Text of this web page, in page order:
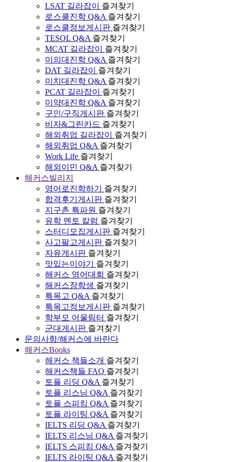
LSAT 길라잡이
즐겨찾기
로스쿨진학 Q&A 즐겨찾기
로스쿨정보게시판 즐겨찾기
TESOL Q&A 즐겨찾기
MCAT 길라잡이
즐겨찾기
미의대진학 Q&A 즐겨찾기
DAT 길라잡이
즐겨찾기
미치대진학 Q&A 즐겨찾기
PCAT 길라잡이
즐겨찾기
미약대진학 Q&A 즐겨찾기
구인/구직게시판 즐겨찾기
비자&그린카드 즐겨찾기
해외취업 길라잡이
즐겨찾기
해외취업 Q&A 즐겨찾기
Work Life 즐겨찾기
해외이민 Q&A 즐겨찾기
해커스빌리지
영어로진학하기
즐겨찾기
합격후기게시판 즐겨찾기
지구촌 특파원 즐겨찾기
유학 멘토 칼럼 즐겨찾기
스터디모집게시판 즐겨찾기
사고팔고게시판 즐겨찾기
자유게시판 즐겨찾기
맛있는이야기
즐겨찾기
해커스 영어대회 즐겨찾기
해커스장학생 즐겨찾기
특목고 Q&A 즐겨찾기
특목고정보게시판 즐겨찾기
학부모 어울림터 즐겨찾기
군대게시판 즐겨찾기
문의사항/해커스에 바란다
해커스Books
해커스 책들소개 즐겨찾기
해커스책들 FAQ 즐겨찾기
토플 리딩 Q&A 즐겨찾기
토플 리스닝 Q&A 즐겨찾기
토플 스피킹 Q&A 즐겨찾기
토플 라이팅 Q&A 즐겨찾기
IELTS 리딩 Q&A 즐겨찾기
IELTS 리스닝 Q&A 즐겨찾기
IELTS 스피킹 Q&A 즐겨찾기
IELTS 라이팅 Q&A 즐겨찾기